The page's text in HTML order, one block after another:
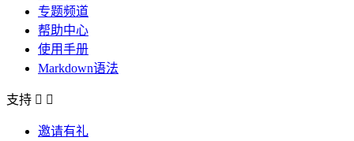
专题频道
帮助中心
使用手册
Markdown语法
支持  
邀请有礼